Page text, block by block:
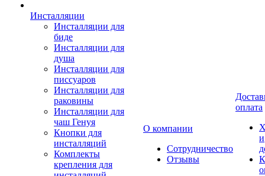
Инсталляции
Инсталляции для
биде
Инсталляции для
душа
Инсталляции для
писсуаров
Инсталляции для
раковины
Инсталляции для
чаш Генуя
Кнопки для
инсталляций
Комплекты
крепления для
О компании
Сотрудничество
Отзывы
оплата
и